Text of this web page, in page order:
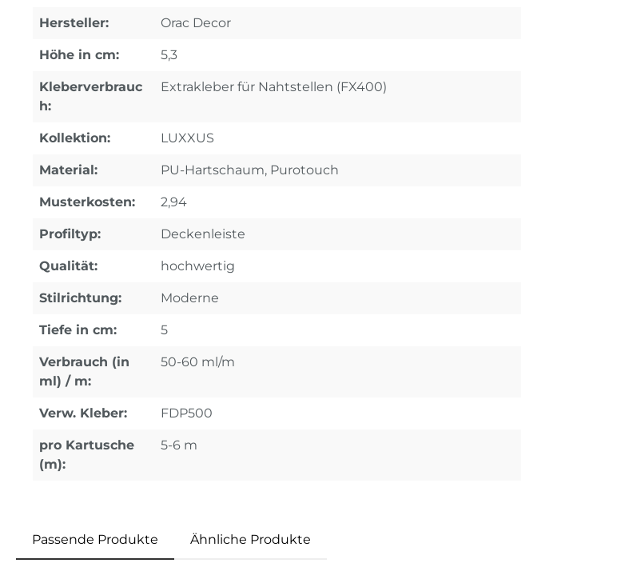
Hersteller: Orac Decor
Höhe in cm: 5,3
Kleberverbrauc
h:
Extrakleber für Nahtstellen (FX400)
Kollektion: LUXXUS
Material: PU-Hartschaum, Purotouch
Musterkosten: 2,94
Profiltyp: Deckenleiste
Qualität: hochwertig
Stilrichtung: Moderne
Tiefe in cm: 5
Verbrauch (in
ml) / m:
50-60 ml/m
Verw. Kleber: FDP500
pro Kartusche
(m):
5-6 m
Passende Produkte Ähnliche Produkte